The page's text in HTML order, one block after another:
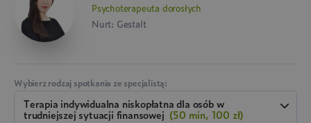
Psychoterapeuta dorosłych
Nurt: Gestalt
Wybierz rodzaj spotkania ze specjalistą:
terapia indywidualna niskopłatna dla osób w
trudniejszej sytuacji finansowej (50 min, 100 zł)